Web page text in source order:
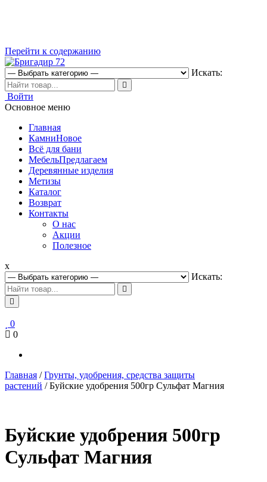
Перейти к содержанию
Бригадир 72
Магазин строительных материалов
Искать:
Войти
Основное меню
Главная
КамниНовое
Всё для бани
МебельПредлагаем
Деревянные изделия
Метизы
Каталог
Возврат
Контакты
О нас
Акции
Полезное
x
Искать:
0
0
Главная /Грунты, удобрения, средства защиты
растений / Буйские удобрения 500гр Сульфат Магния
Буйские удобрения 500гр
Сульфат Магния